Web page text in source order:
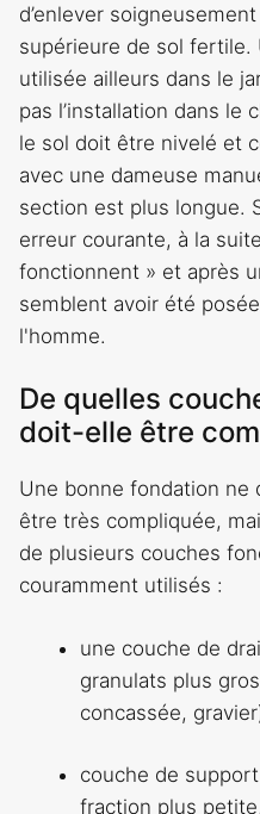
d’enlever
supérieure de sol
utilisée ailleurs dans le
pas l’installation dans le
le sol doit être nivelé et
avec une dameuse
section est plus longue.
erreur courante, à la
fonctionnent » et après
semblent avoir été
l'homme.
De quelles
doit-elle être
Une bonne fondation ne
être très compliquée,
de plusieurs couches
couramment utilisés :
une couche de
granulats plus
concassée,
couche de
fraction plus petite,